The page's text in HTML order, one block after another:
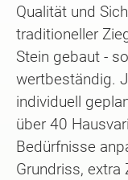
Qualität und
traditioneller
Stein gebaut -
wertbeständig.
individuell
über 40
Bedürfnisse
Grundriss,